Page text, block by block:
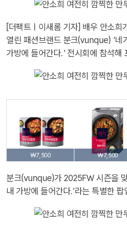
[더팩트ㅣ이새롬 기자] 배우 안소희
열린 패션브랜드 분크(vunque) '네
가방에 들어간다.' 전시회에 참석해
₩7,500 ₩7,500
분크(vunque)가 2025FW 시즌을
내 가방에 들어간다.'라는 특별한 팝